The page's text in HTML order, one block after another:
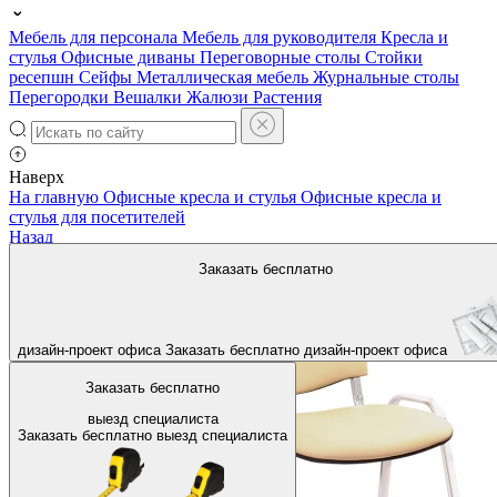
Мебель для персонала Мебель для руководителя Кресла и
стулья Офисные диваны Переговорные столы Стойки
ресепшн Сейфы Металлическая мебель Журнальные столы
Перегородки Вешалки Жалюзи Растения
Наверх
Заказать бесплатно
дизайн-проект офиса Заказать бесплатно дизайн-проект офиса
Заказать бесплатно
выезд специалиста
Заказать бесплатно выезд специалиста
На главную Офисные кресла и стулья Офисные кресла и
стулья для посетителей
Назад